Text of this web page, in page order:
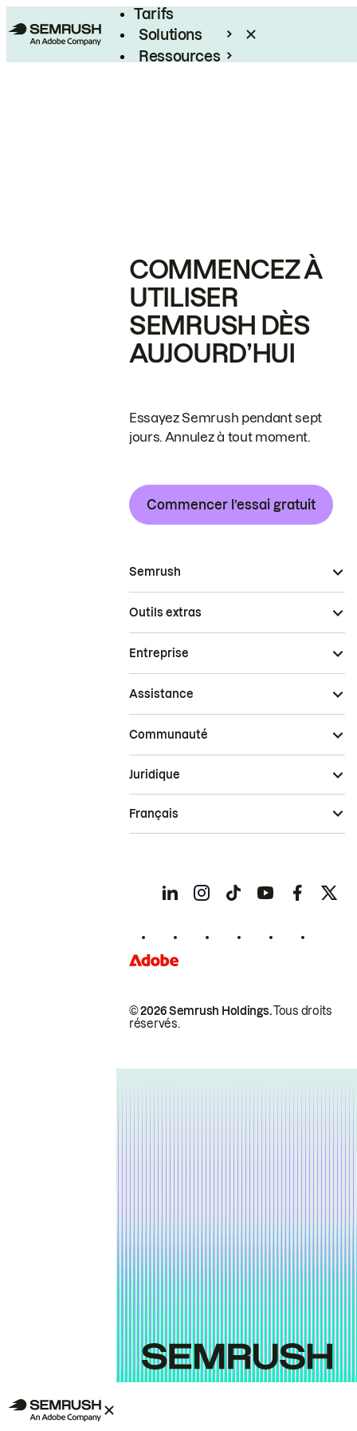
Tarifs
Solutions
Ressources
COMMENCEZ À
UTILISER
SEMRUSH DÈS
AUJOURD’HUI
Essayez Semrush pendant sept
jours. Annulez à tout moment.
Commencer l’essai gratuit
Semrush
Outils extras
Entreprise
Assistance
Communauté
© 2026 Semrush Holdings.Tous droits
réservés.
Juridique
Français